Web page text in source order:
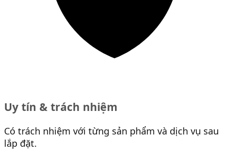
Uy tín & trách nhiệm
Có trách nhiệm với từng sản phẩm và dịch vụ sau
lắp đặt.